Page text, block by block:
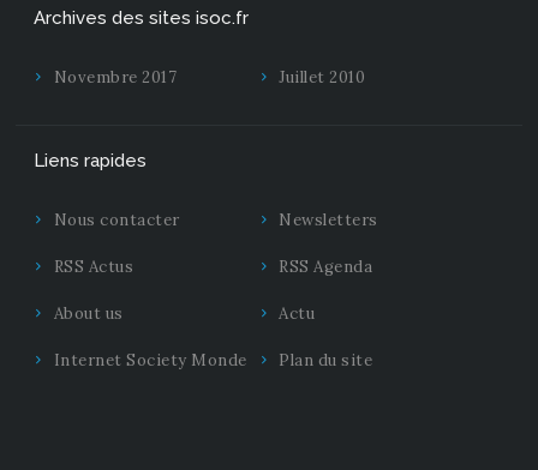
Archives des sites isoc.fr
Novembre 2017 Juillet 2010
Liens rapides
Nous contacter Newsletters
RSS Actus RSS Agenda
About us Actu
Internet Society Monde Plan du site